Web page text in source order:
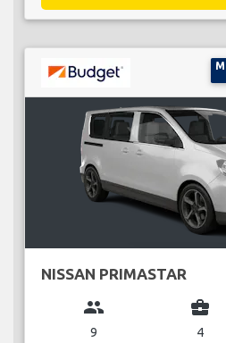
NISSAN PRIMASTAR
group
9
business_center
4